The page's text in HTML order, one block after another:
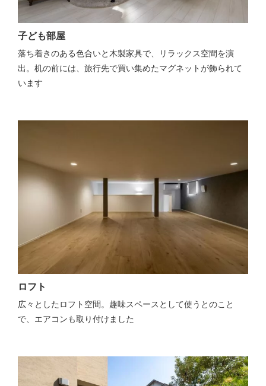
子ども部屋
落ち着きのある色合いと木製家具で、リラックス空間を演
出。机の前には、旅行先で買い集めたマグネットが飾られて
います
ロフト
広々としたロフト空間。趣味スペースとして使うとのこと
で、エアコンも取り付けました